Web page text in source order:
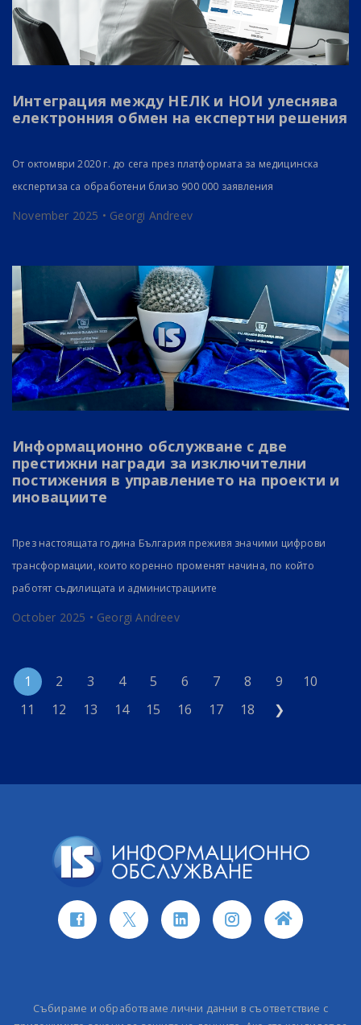
Интеграция между НЕЛК и НОИ улеснява
електронния обмен на експертни решения
От октомври 2020 г. до сега през платформата за медицинска
експертиза са обработени близо 900 000 заявления
November 2025 • Georgi Andreev
Информационно обслужване с две
престижни награди за изключителни
постижения в управлението на проекти и
иновациите
През настоящата година България преживя значими цифрови
трансформации, които коренно променят начина, по който
работят съдилищата и администрациите
October 2025 • Georgi Andreev
1 2 3 4 5 6 7 8 9
10
11
12 13 14 15 16 17 18 ❯
Събираме и обработваме лични данни в съответствие с